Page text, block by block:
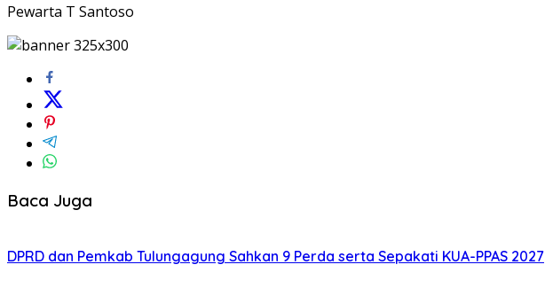
Pewarta T Santoso
Baca Juga
DPRD dan Pemkab Tulungagung Sahkan 9 Perda serta Sepakati KUA-PPAS 2027